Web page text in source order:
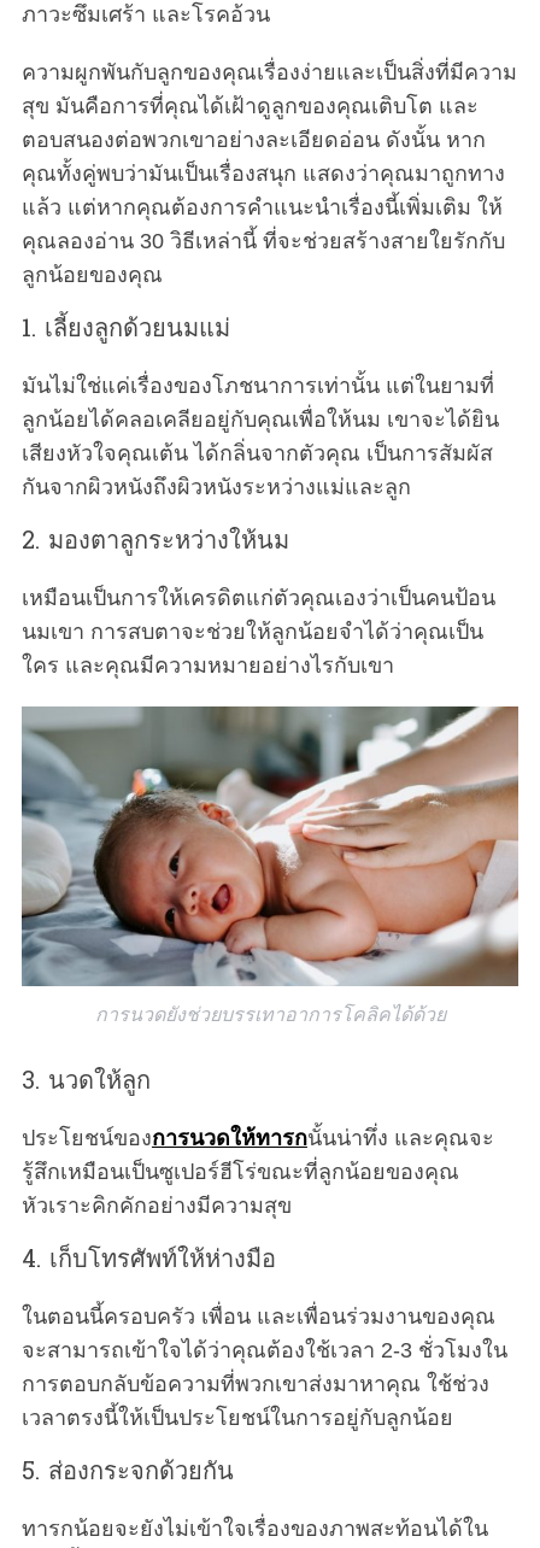
ภาวะซึมเศร้า และโรคอ้วน
ความผูกพันกับลูกของคุณเรื่องง่ายและเป็นสิ่งที่มีความ
สุข มันคือการที่คุณได้เฝ้าดูลูกของคุณเติบโต และ
ตอบสนองต่อพวกเขาอย่างละเอียดอ่อน ดังนั้น หาก
คุณทั้งคู่พบว่ามันเป็นเรื่องสนุก แสดงว่าคุณมาถูกทาง
แล้ว แต่หากคุณต้องการคำแนะนำเรื่องนี้เพิ่มเติม ให้
คุณลองอ่าน 30 วิธีเหล่านี้ ที่จะช่วยสร้างสายใยรักกับ
ลูกน้อยของคุณ
1. เลี้ยงลูกด้วยนมแม่
มันไม่ใช่แค่เรื่องของโภชนาการเท่านั้น แต่ในยามที่
ลูกน้อยได้คลอเคลียอยู่กับคุณเพื่อให้นม เขาจะได้ยิน
เสียงหัวใจคุณเต้น ได้กลิ่นจากตัวคุณ เป็นการสัมผัส
กันจากผิวหนังถึงผิวหนังระหว่างแม่และลูก
2. มองตาลูกระหว่างให้นม
เหมือนเป็นการให้เครดิตแก่ตัวคุณเองว่าเป็นคนป้อน
นมเขา การสบตาจะช่วยให้ลูกน้อยจำได้ว่าคุณเป็น
ใคร และคุณมีความหมายอย่างไรกับเขา
การนวดยังช่วยบรรเทาอาการโคลิคได้ด้วย
3. นวดให้ลูก
ประโยชน์ของการนวดให้ทารกนั้นน่าทึ่ง และคุณจะ
รู้สึกเหมือนเป็นซูเปอร์ฮีโร่ขณะที่ลูกน้อยของคุณ
หัวเราะคิกคักอย่างมีความสุข
4. เก็บโทรศัพท์ให้ห่างมือ
ในตอนนี้ครอบครัว เพื่อน และเพื่อนร่วมงานของคุณ
จะสามารถเข้าใจได้ว่าคุณต้องใช้เวลา 2-3 ชั่วโมงใน
การตอบกลับข้อความที่พวกเขาส่งมาหาคุณ ใช้ช่วง
เวลาตรงนี้ให้เป็นประโยชน์ในการอยู่กับลูกน้อย
5. ส่องกระจกด้วยกัน
ทารกน้อยจะยังไม่เข้าใจเรื่องของภาพสะท้อนได้ใน